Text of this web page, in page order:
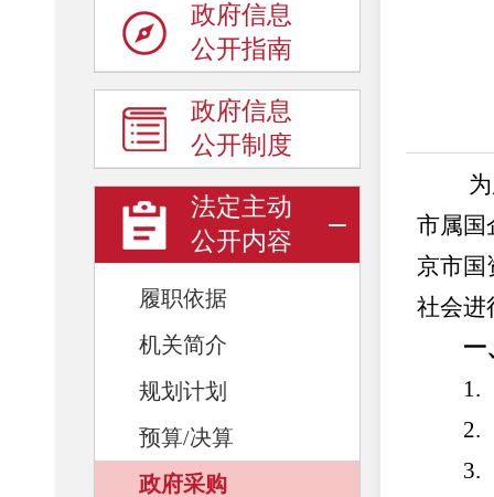
政府信息
公开指南
政府信息
公开制度
法定主动
公开内容
履职依据
机关简介
规划计划
预算/决算
政府采购
为广
市属国
京市国
社会进
一
1.《
2.《
3.《